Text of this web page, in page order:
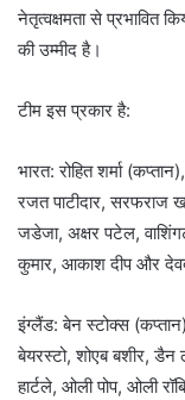
नेतृत्वक्षमता से
की उम्मीद है।
टीम इस प्रकार है:
भारत: रोहित शर्मा
रजत पाटीदार,
जडेजा, अक्षर पटेल,
कुमार, आकाश दीप और
इंग्लैंड: बेन स्टोक्स
बेयरस्टो, शोएब बशीर,
हार्टले, ओली पोप, ओली